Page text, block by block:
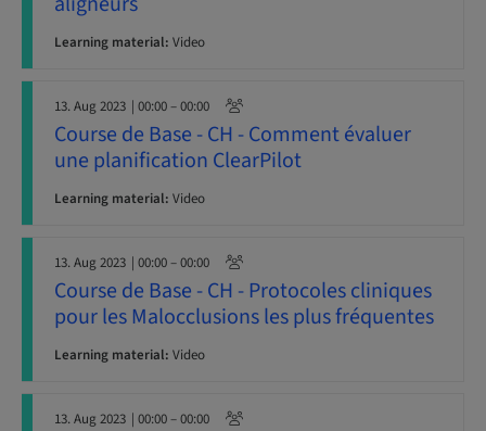
Learning material: Video
13. Aug 2023 | 00:00 – 00:00
Course de Base - CH - Comment évaluer
une planification ClearPilot
Learning material: Video
13. Aug 2023 | 00:00 – 00:00
Course de Base - CH - Protocoles cliniques
pour les Malocclusions les plus fréquentes
Learning material: Video
13. Aug 2023 | 00:00 – 00:00